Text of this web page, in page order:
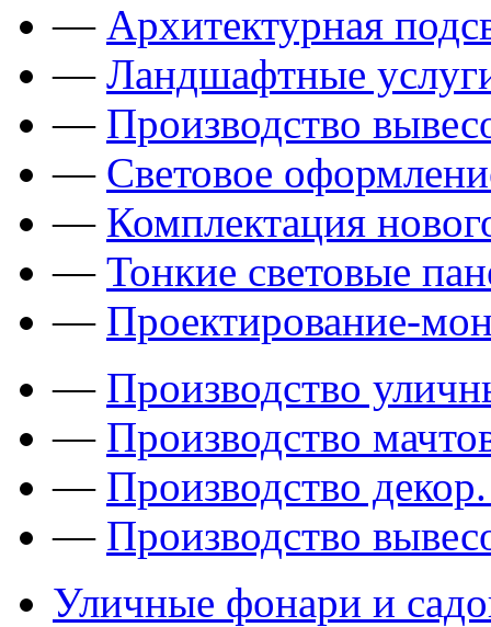
— Архитектурная
— Ландшафтные
— Производство
— Световое
— Комплектация
— Тонкие световые
— Проектирование-
— Производство
— Производство
— Производство
— Производство
Уличные фонари и